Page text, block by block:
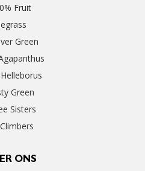
Fruit
Green
Green
Sisters
ONS